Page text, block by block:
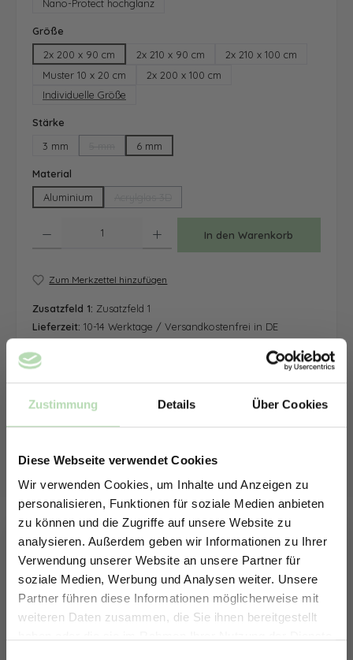
Zustimmung Details Über Cookies
Diese Webseite verwendet Cookies
Wir verwenden Cookies, um Inhalte und Anzeigen zu
personalisieren, Funktionen für soziale Medien anbieten
zu können und die Zugriffe auf unsere Website zu
analysieren. Außerdem geben wir Informationen zu Ihrer
Verwendung unserer Website an unsere Partner für
soziale Medien, Werbung und Analysen weiter. Unsere
Partner führen diese Informationen möglicherweise mit
weiteren Daten zusammen, die Sie ihnen bereitgestellt
Nano-Protect hochglanz
Größe
2x 200 x 90 cm
2x 210 x 90 cm
2x 210 x 100 cm
Muster 10 x 20 cm
2x 200 x 100 cm
Individuelle Größe
Stärke
3 mm
(Diese Option ist zurzeit nicht verfügbar.)
6 mm
Material
Aluminium
In den Warenkorb
Zum Merkzettel hinzufügen
Zusatzfeld 1: Zusatzfeld 1
Lieferzeit: 10-14 Werktage / Versandkostenfrei in DE
ERHALTE 5% RABATT AUF
DEINE RÜCKWÄNDE